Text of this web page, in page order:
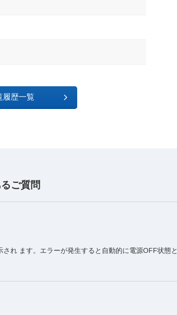
履歴一覧
ご質問
れ ます。エラーが発生すると自動的に電源OFF状態と